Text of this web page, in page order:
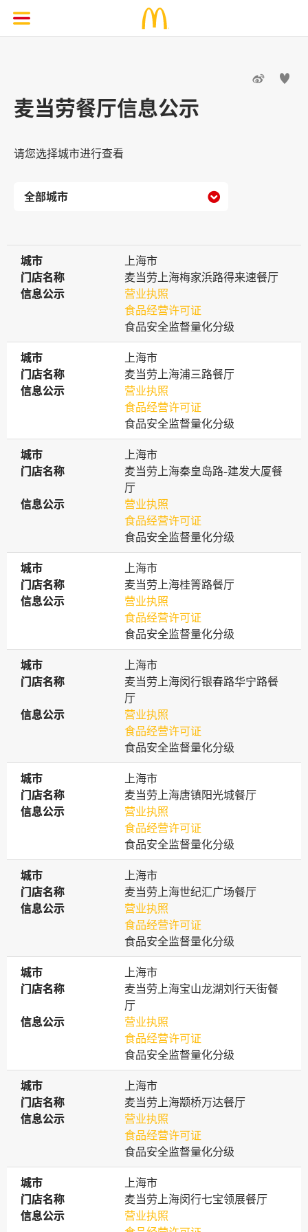
 
麦当劳餐厅信息公示
请您选择城市进行查看

城市
城市
上海市
门店名称
门店名称
麦当劳上海梅家浜路得来速餐厅
信息公示
信息公示
营业执照
食品经营许可证
食品安全监督量化分级
城市
城市
上海市
门店名称
门店名称
麦当劳上海浦三路餐厅
信息公示
信息公示
营业执照
食品经营许可证
食品安全监督量化分级
城市
城市
上海市
门店名称
门店名称
麦当劳上海秦皇岛路-建发大厦餐
厅
信息公示
信息公示
营业执照
食品经营许可证
食品安全监督量化分级
城市
城市
上海市
门店名称
门店名称
麦当劳上海桂箐路餐厅
信息公示
信息公示
营业执照
食品经营许可证
食品安全监督量化分级
城市
城市
上海市
门店名称
门店名称
麦当劳上海闵行银春路华宁路餐
厅
信息公示
信息公示
营业执照
食品经营许可证
食品安全监督量化分级
城市
城市
上海市
门店名称
门店名称
麦当劳上海唐镇阳光城餐厅
信息公示
信息公示
营业执照
食品经营许可证
食品安全监督量化分级
城市
城市
上海市
门店名称
门店名称
麦当劳上海世纪汇广场餐厅
信息公示
信息公示
营业执照
食品经营许可证
食品安全监督量化分级
城市
城市
上海市
门店名称
门店名称
麦当劳上海宝山龙湖刘行天街餐
厅
信息公示
信息公示
营业执照
食品经营许可证
食品安全监督量化分级
城市
城市
上海市
门店名称
门店名称
麦当劳上海颛桥万达餐厅
信息公示
信息公示
营业执照
食品经营许可证
食品安全监督量化分级
城市
城市
上海市
门店名称
门店名称
麦当劳上海闵行七宝领展餐厅
信息公示
信息公示
营业执照